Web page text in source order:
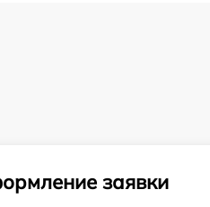
заявки